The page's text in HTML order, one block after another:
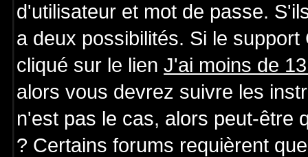
d'utilisateur et mot de passe.
a deux possibilités. Si le
cliqué sur le lien J'ai moins de
alors vous devrez suivre les
n'est pas le cas, alors peut-être
? Certains forums requièrent